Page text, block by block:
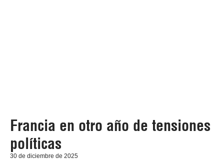
Francia en otro año de tensiones
políticas
30 de diciembre de 2025